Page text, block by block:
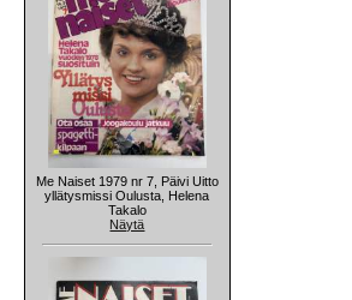
Me Naiset 1979 nr 7, Päivi Uitto
yllätysmissi Oulusta, Helena
Takalo
Näytä